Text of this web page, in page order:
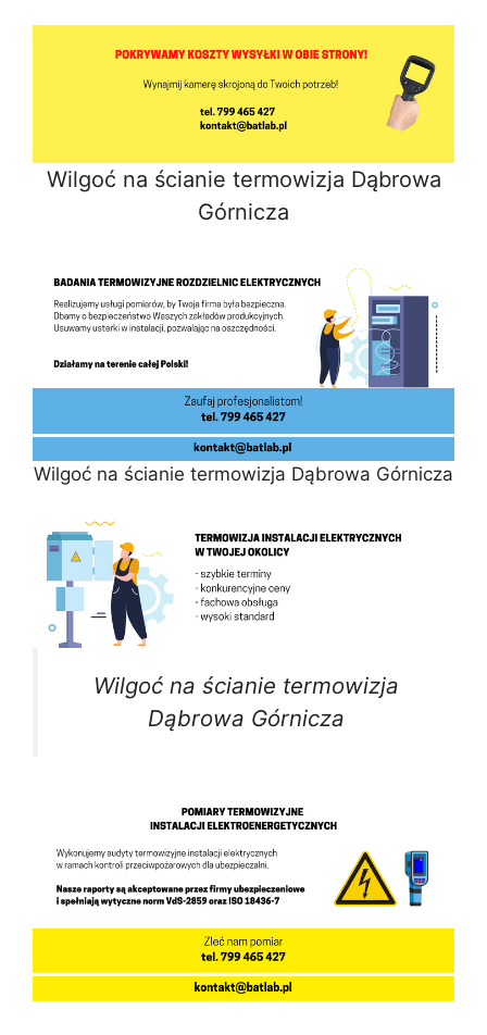
Wilgoć na ścianie termowizja Dąbrowa
Górnicza
Wilgoć na ścianie termowizja Dąbrowa Górnicza
Wilgoć na ścianie termowizja
Dąbrowa Górnicza